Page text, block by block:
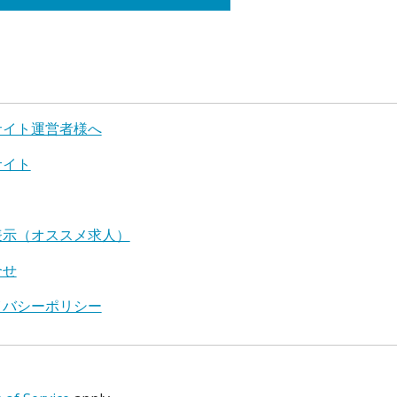
ト運営者様へ
ト
（オススメ求人）
シーポリシー